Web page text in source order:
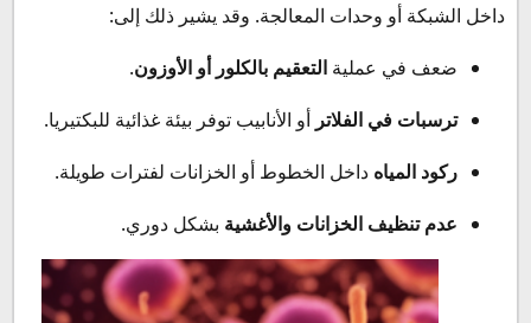
داخل الشبكة أو وحدات المعالجة. وقد يشير ذلك إلى:
ضعف في عملية التعقيم بالكلور أو الأوزون.
ترسبات في الفلاتر أو الأنابيب توفر بيئة غذائية للبكتيريا.
ركود المياه داخل الخطوط أو الخزانات لفترات طويلة.
عدم تنظيف الخزانات والأغشية بشكل دوري.